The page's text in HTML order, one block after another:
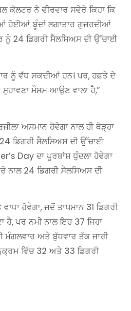
ਕੋਲਟਰ ਨੇ ਵੀਰਵਾਰ ਸਵੇਰੇ ਕਿਹਾ ਕਿ
ਹੋਈਆਂ ਬੂੰਦਾਂ ਲਗਾਤਾਰ ਗੁਜਰਦੀਆਂ
24 ਡਿਗਰੀ ਸੈਲਸਿਅਸ ਦੀ ਉੱਚਾਈ
ਨੂੰ ਵੱਧ ਸਕਦੀਆਂ ਹਨ। ਪਰ, ਹਫ਼ਤੇ ਦੇ
ਮੌਸਮ ਆਉਣ ਵਾਲਾ ਹੈ,”
ਅਸਮਾਨ ਹੋਵੇਗਾ ਨਾਲ ਹੀ ਥੋੜ੍ਹਾ
ਡਿਗਰੀ ਸੈਲਸਿਅਸ ਦੀ ਉੱਚਾਈ
Day ਦਾ ਪੂਰਬਾਂਸ਼ ਧੁੰਦਲਾ ਹੋਵੇਗਾ
ਨਾਲ 24 ਡਿਗਰੀ ਸੈਲਸਿਅਸ ਦੀ
ਹੋਵੇਗਾ, ਜਦੋਂ ਤਾਪਮਾਨ 31 ਡਿਗਰੀ
ਪਰ ਨਮੀ ਨਾਲ ਇਹ 37 ਜਿਹਾ
ਮੰਗਲਵਾਰ ਅਤੇ ਬੁੱਧਵਾਰ ਤੱਕ ਜਾਰੀ
ਵਿੱਚ 32 ਅਤੇ 33 ਡਿਗਰੀ